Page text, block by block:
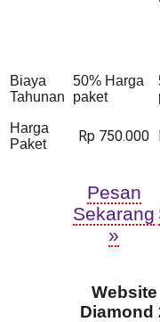
Biaya
Tahunan
50% Harga
paket
Harga
Paket
Rp 750.000
Pesan
Sekarang
»
Website
Diamond